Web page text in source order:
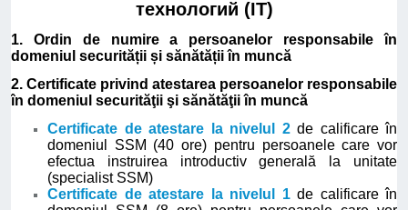
технологий (IT)
1. Ordin de numire a persoanelor responsabile în
domeniul securității și sănătății în muncă
2. Certificate privind atestarea persoanelor responsabile
în domeniul securităţii şi sănătăţii în muncă
Certificate de atestare la nivelul 2de calificare în
domeniul SSM (40 ore) pentru persoanele care vor
efectua instruirea introductiv generală la unitate
(specialist SSM)
Certificate de atestare la nivelul 1de calificare în